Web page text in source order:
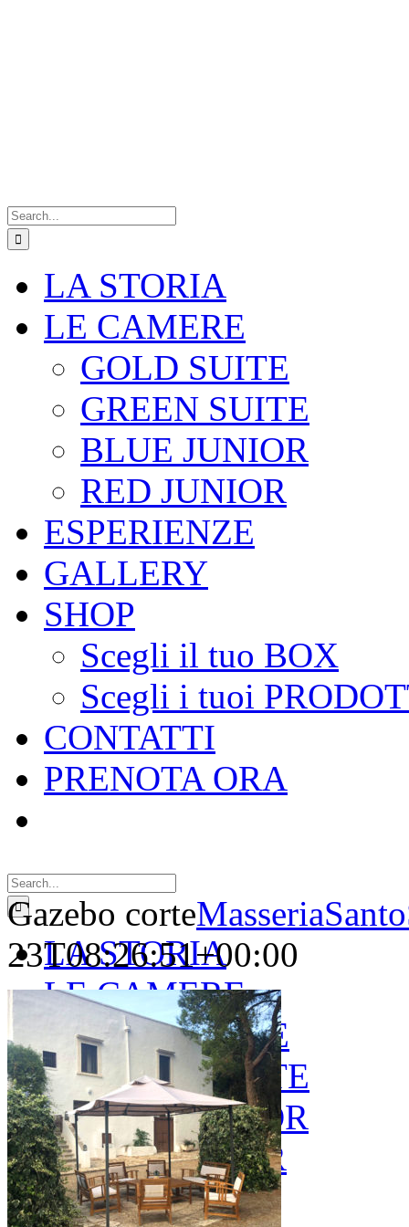
for:
LA STORIA
LE CAMERE
GOLD SUITE
GREEN SUITE
BLUE JUNIOR
RED JUNIOR
ESPERIENZE
GALLERY
SHOP
Scegli il tuo BOX
Scegli i tuoi
CONTATTI
PRENOTA ORA
for:
LA STORIA
LE CAMERE
GOLD SUITE
GREEN SUITE
BLUE JUNIOR
RED JUNIOR
ESPERIENZE
Gazebo corte
23T08:26:51+00:00